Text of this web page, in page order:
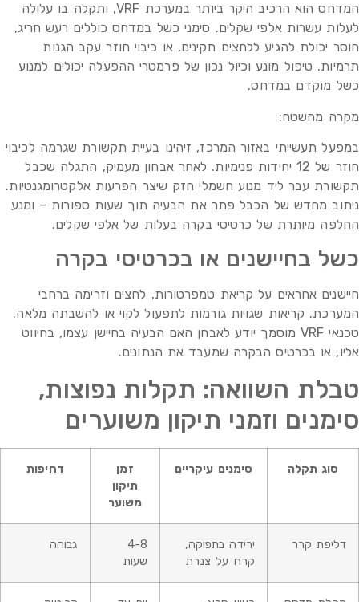
המדחס הוא הרכיב היקר ביותר במערכת VRF, ותקלה בו עלולה
לעלות עשרות אלפי שקלים. סימני כשל במדחס כוללים רעש חריג,
חוסר יכולת להגיע ללחצים תקינים, או כיבוי חוזר עקב הגנות
תרמיות. טיפול מונע וכיול נכון של פרמטרי ההפעלה יכולים למנוע
כשל מוקדם במדחס.
מקרה מהשטח:
במפעל תעשייתי באזור המרכז, זיהינו בעיית תקשורת שגרמה לכיבוי
חוזר של 12 יחידות פנימיות. לאחר אבחון מעמיק, התגלה שכבל
תקשורת עבר ליד מנוע חשמלי חזק שיצר הפרעות אלקטרומגנטיות.
ניתוב מחדש של הכבל פתר את הבעיה תוך שעות ספורות – ומנע
החלפה מיותרת של כרטיסי בקרה בעלות של אלפי שקלים.
כשל בחיישנים או בכרטיסי בקרה
חיישנים אחראים על קריאת טמפרטורות, לחצים וזרימה ברחבי
המערכת. קריאות שגויות גורמות לתפעול לקוי או להשבתה מלאה.
טכנאי VRF מוסמך יודע לאבחן האם הבעיה בחיישן עצמו, בחיווט
אליו, או בכרטיס הבקרה שמעבד את הנתונים.
טבלת השוואה: תקלות נפוצות,
סימנים וזמני תיקון משוערים
סוג תקלה סימנים עיקריים
זמן
תיקון
משוער
דחיפות
דליפת קרר
ירידה בתפוקה,
קרח על צנרת
4-8
שעות
גבוהה